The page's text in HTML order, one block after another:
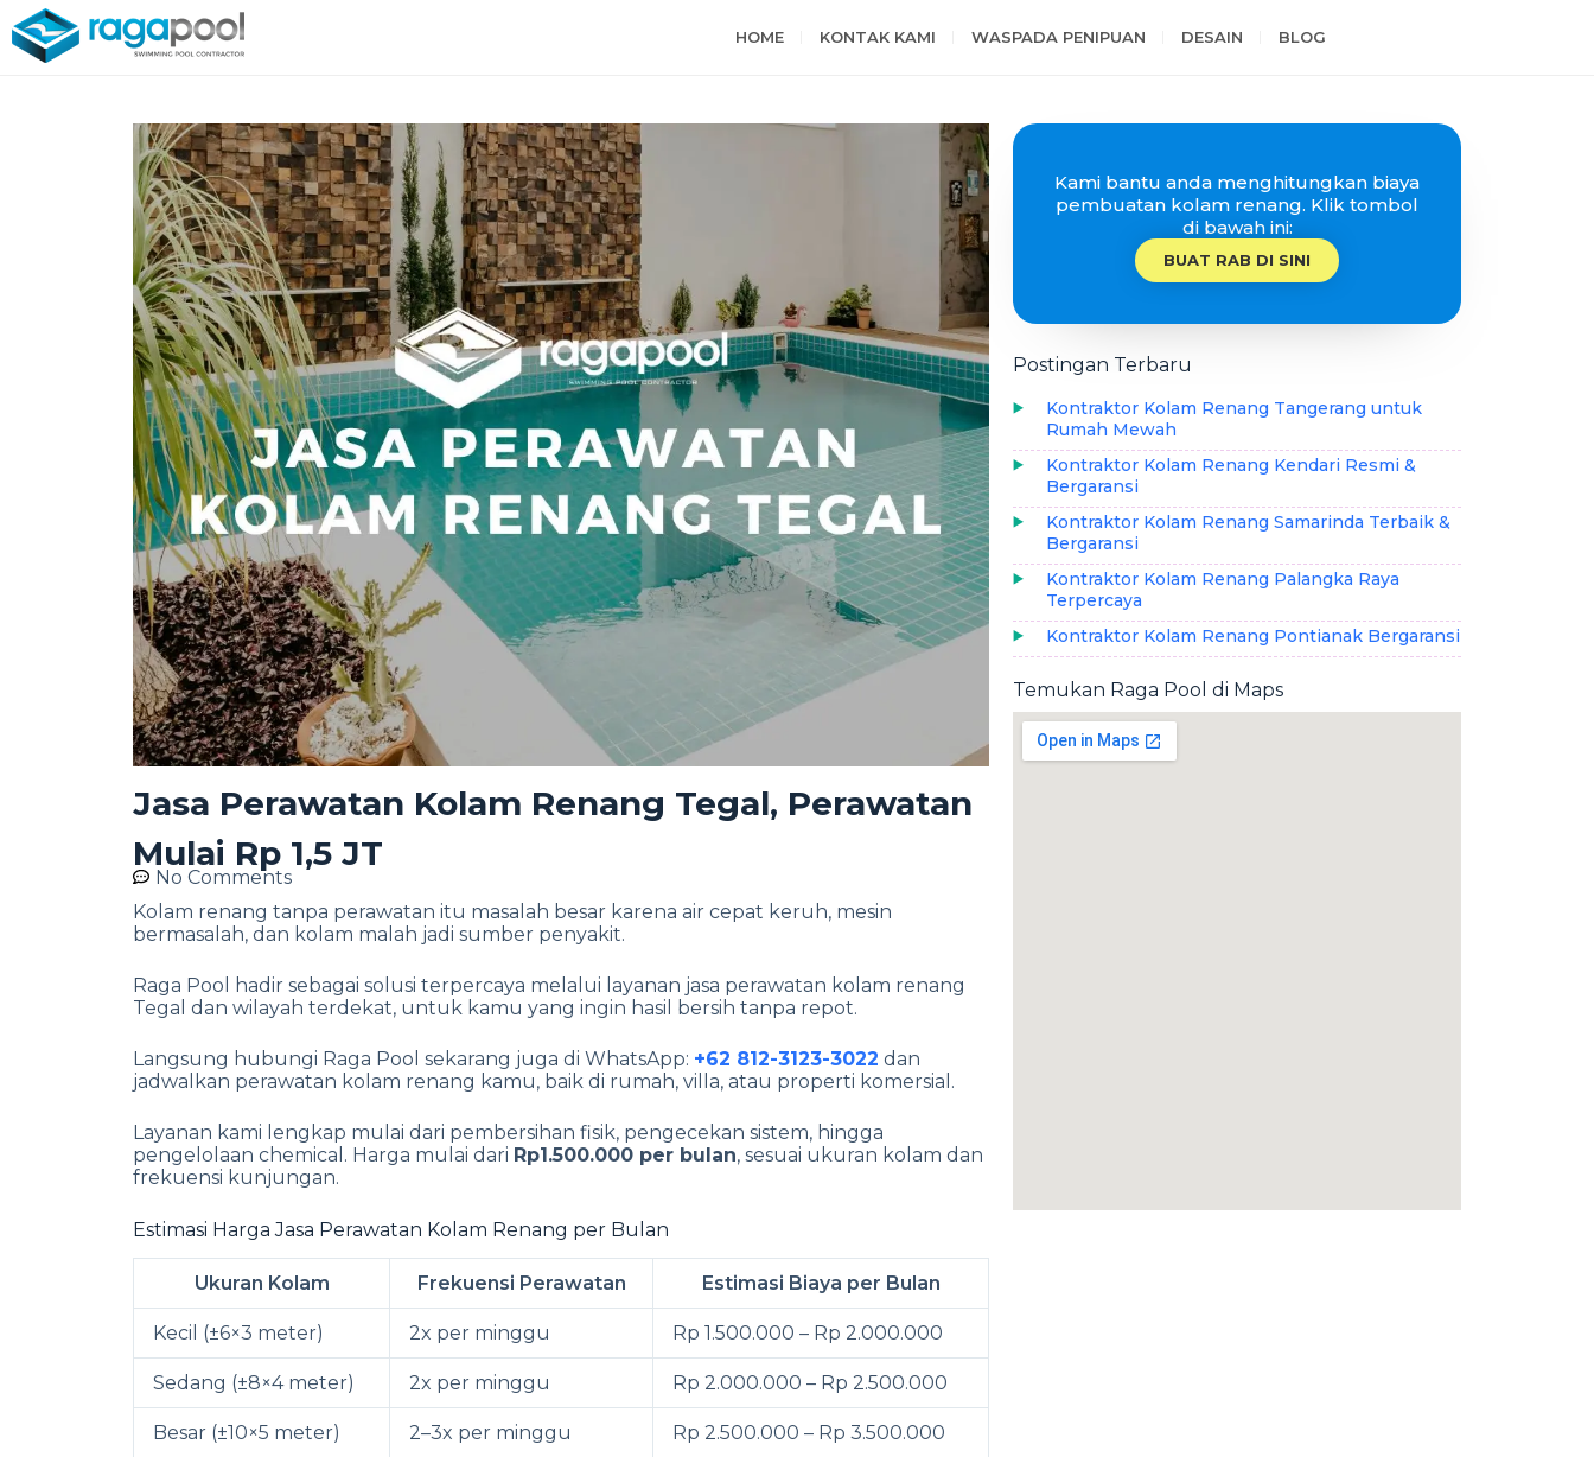
HOME KONTAK KAMI WASPADA PENIPUAN DESAIN BLOG
Jasa Perawatan Kolam Renang Tegal, Perawatan
Mulai Rp 1,5 JT
No Comments
Kolam renang tanpa perawatan itu masalah besar karena air cepat keruh, mesin
bermasalah, dan kolam malah jadi sumber penyakit.
Raga Pool hadir sebagai solusi terpercaya melalui layanan jasa perawatan kolam renang
Tegal dan wilayah terdekat, untuk kamu yang ingin hasil bersih tanpa repot.
Langsung hubungi Raga Pool sekarang juga di WhatsApp: +62 812-3123-3022 dan
jadwalkan perawatan kolam renang kamu, baik di rumah, villa, atau properti komersial.
Layanan kami lengkap mulai dari pembersihan fisik, pengecekan sistem, hingga
pengelolaan chemical. Harga mulai dari Rp1.500.000 per bulan, sesuai ukuran kolam dan
frekuensi kunjungan.
Estimasi Harga Jasa Perawatan Kolam Renang per Bulan
Ukuran Kolam Frekuensi Perawatan Estimasi Biaya per Bulan
Kecil (±6×3 meter) 2x per minggu Rp 1.500.000 – Rp 2.000.000
Sedang (±8×4 meter) 2x per minggu Rp 2.000.000 – Rp 2.500.000
Besar (±10×5 meter) 2–3x per minggu
Rp 2.500.000 – Rp 3.500.000
Kami bantu anda menghitungkan biaya
pembuatan kolam renang. Klik tombol
di bawah ini:
BUAT RAB DI SINI
Postingan Terbaru
Kontraktor Kolam Renang Tangerang untuk
Rumah Mewah
Kontraktor Kolam Renang Kendari Resmi &
Bergaransi
Kontraktor Kolam Renang Samarinda Terbaik &
Bergaransi
Kontraktor Kolam Renang Palangka Raya
Terpercaya
Kontraktor Kolam Renang Pontianak Bergaransi
Temukan Raga Pool di Maps